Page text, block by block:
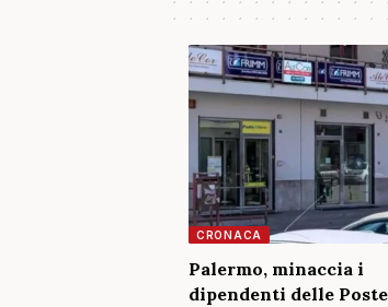
CRONACA
Palermo, minaccia i
dipendenti delle